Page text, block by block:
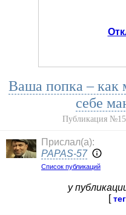
Ваша попка – как
себе
Публикация
Прислал(a):
PAPAS-57
Список публикаций
у
[